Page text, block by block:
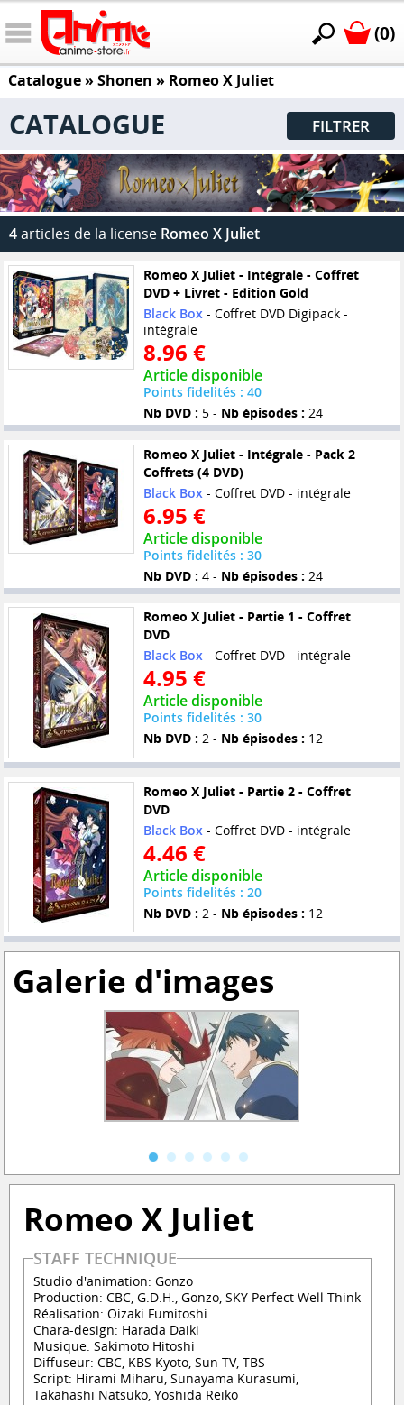
(0)
Catalogue» Shonen » Romeo X Juliet
CATALOGUE FILTRER
4articles de la license Romeo X Juliet
Romeo X Juliet - Intégrale - Coffret
DVD + Livret - Edition Gold
Black Box - Coffret DVD Digipack -
intégrale
8.96 €
Article disponible
Points fidelités : 40
Nb DVD : 5 - Nb épisodes : 24
Romeo X Juliet - Intégrale - Pack 2
Coffrets (4 DVD)
Black Box - Coffret DVD - intégrale
6.95 €
Article disponible
Points fidelités : 30
Nb DVD : 4 - Nb épisodes : 24
Romeo X Juliet - Partie 1 - Coffret
DVD
Black Box- Coffret DVD - intégrale
4.95 €
Article disponible
Points fidelités : 30
Nb DVD : 2 - Nb épisodes : 12
Romeo X Juliet - Partie 2 - Coffret
DVD
Black Box - Coffret DVD - intégrale
4.46 €
Article disponible
Points fidelités : 20
Nb DVD : 2 - Nb épisodes : 12
Galerie d'images
Romeo X Juliet
STAFF TECHNIQUE
Studio d'animation: Gonzo
Production: CBC, G.D.H., Gonzo, SKY Perfect Well Think
Réalisation: Oizaki Fumitoshi
Chara-design: Harada Daiki
Musique: Sakimoto Hitoshi
Diffuseur: CBC, KBS Kyoto, Sun TV, TBS
Script: Hirami Miharu, Sunayama Kurasumi,
Takahashi Natsuko, Yoshida Reiko